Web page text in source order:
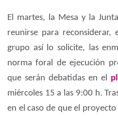
El martes, la Mesa y la
reunirse para reconsiderar,
grupo así lo solicite, las
norma foral de ejecución
que serán debatidas en el
miércoles 15 a las 9:00 h.
en el caso de que el